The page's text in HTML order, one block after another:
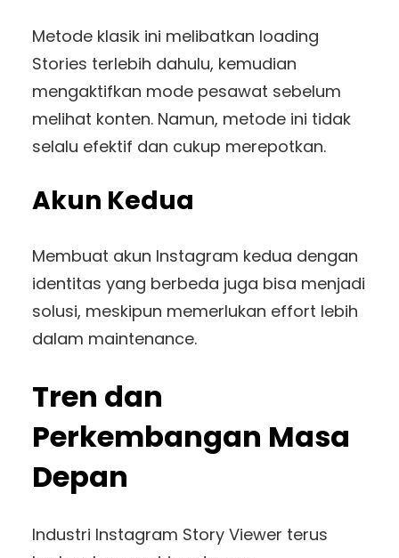
Metode klasik ini melibatkan loading
Stories terlebih dahulu, kemudian
mengaktifkan mode pesawat sebelum
melihat konten. Namun, metode ini tidak
selalu efektif dan cukup merepotkan.
Akun Kedua
Membuat akun Instagram kedua dengan
identitas yang berbeda juga bisa menjadi
solusi, meskipun memerlukan effort lebih
dalam maintenance.
Tren dan
Perkembangan Masa
Depan
Industri Instagram Story Viewer terus